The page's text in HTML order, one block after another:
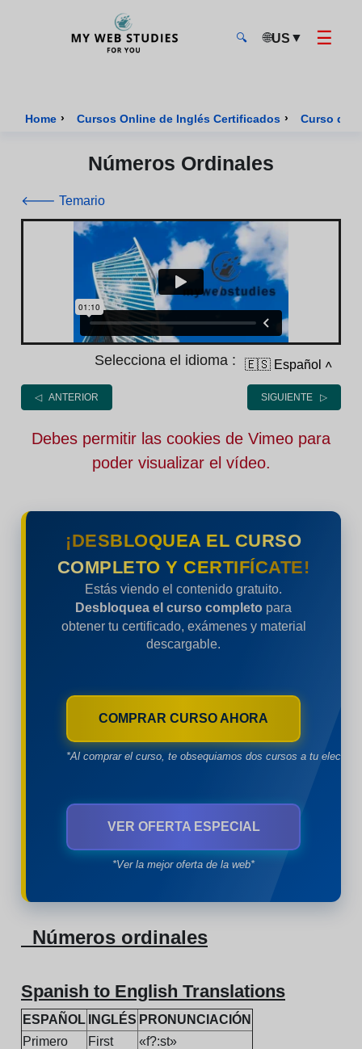
🔍 🌐US ▼ ☰
Home › Cursos Online de Inglés Certificados › Curso de
Números Ordinales
🡐 Temario
Selecciona el idioma : 🇪🇸 Español ˄
◁ ANTERIOR SIGUIENTE ▷
Debes permitir las cookies de Vimeo para
poder visualizar el vídeo.
¡DESBLOQUEA EL CURSO
COMPLETO Y CERTIFÍCATE!
Estás viendo el contenido gratuito.
Desbloquea el curso completo para
obtener tu certificado, exámenes y material
descargable.
COMPRAR CURSO AHORA
*Al comprar el curso, te obsequiamos dos cursos a tu
VER OFERTA ESPECIAL
*Ver la mejor oferta de la web*
Números ordinales
Spanish to English Translations
ESPAÑOL INGLÉS PRONUNCIACIÓN
Primero
First
«f?:st»